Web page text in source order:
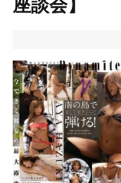
座談会】